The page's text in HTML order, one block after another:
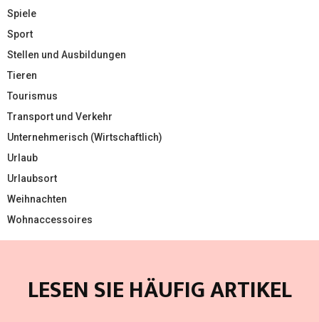
Spiele
Sport
Stellen und Ausbildungen
Tieren
Tourismus
Transport und Verkehr
Unternehmerisch (Wirtschaftlich)
Urlaub
Urlaubsort
Weihnachten
Wohnaccessoires
LESEN SIE HÄUFIG ARTIKEL